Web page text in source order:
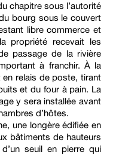
chapitre sous l’autorité
bourg sous le couvert
libre commerce et
propriété recevait les
passage de la rivière
à franchir. À la
en relais de poste, tirant
et du four à pain. La
y sera installée avant
d’hôtes.
une longère édifiée en
bâtiments de hauteurs
seuil en pierre qui